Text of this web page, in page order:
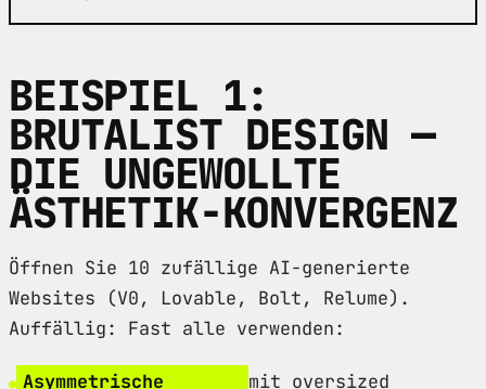
BEISPIEL 1:
BRUTALIST DESIGN —
DIE UNGEWOLLTE
ÄSTHETIK-KONVERGENZ
Öffnen Sie 10 zufällige AI-generierte
Websites (V0, Lovable, Bolt, Relume).
Auffällig: Fast alle verwenden:
Asymmetrische
mit oversized